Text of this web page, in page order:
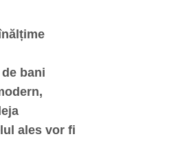
bani
,
ales vor fi